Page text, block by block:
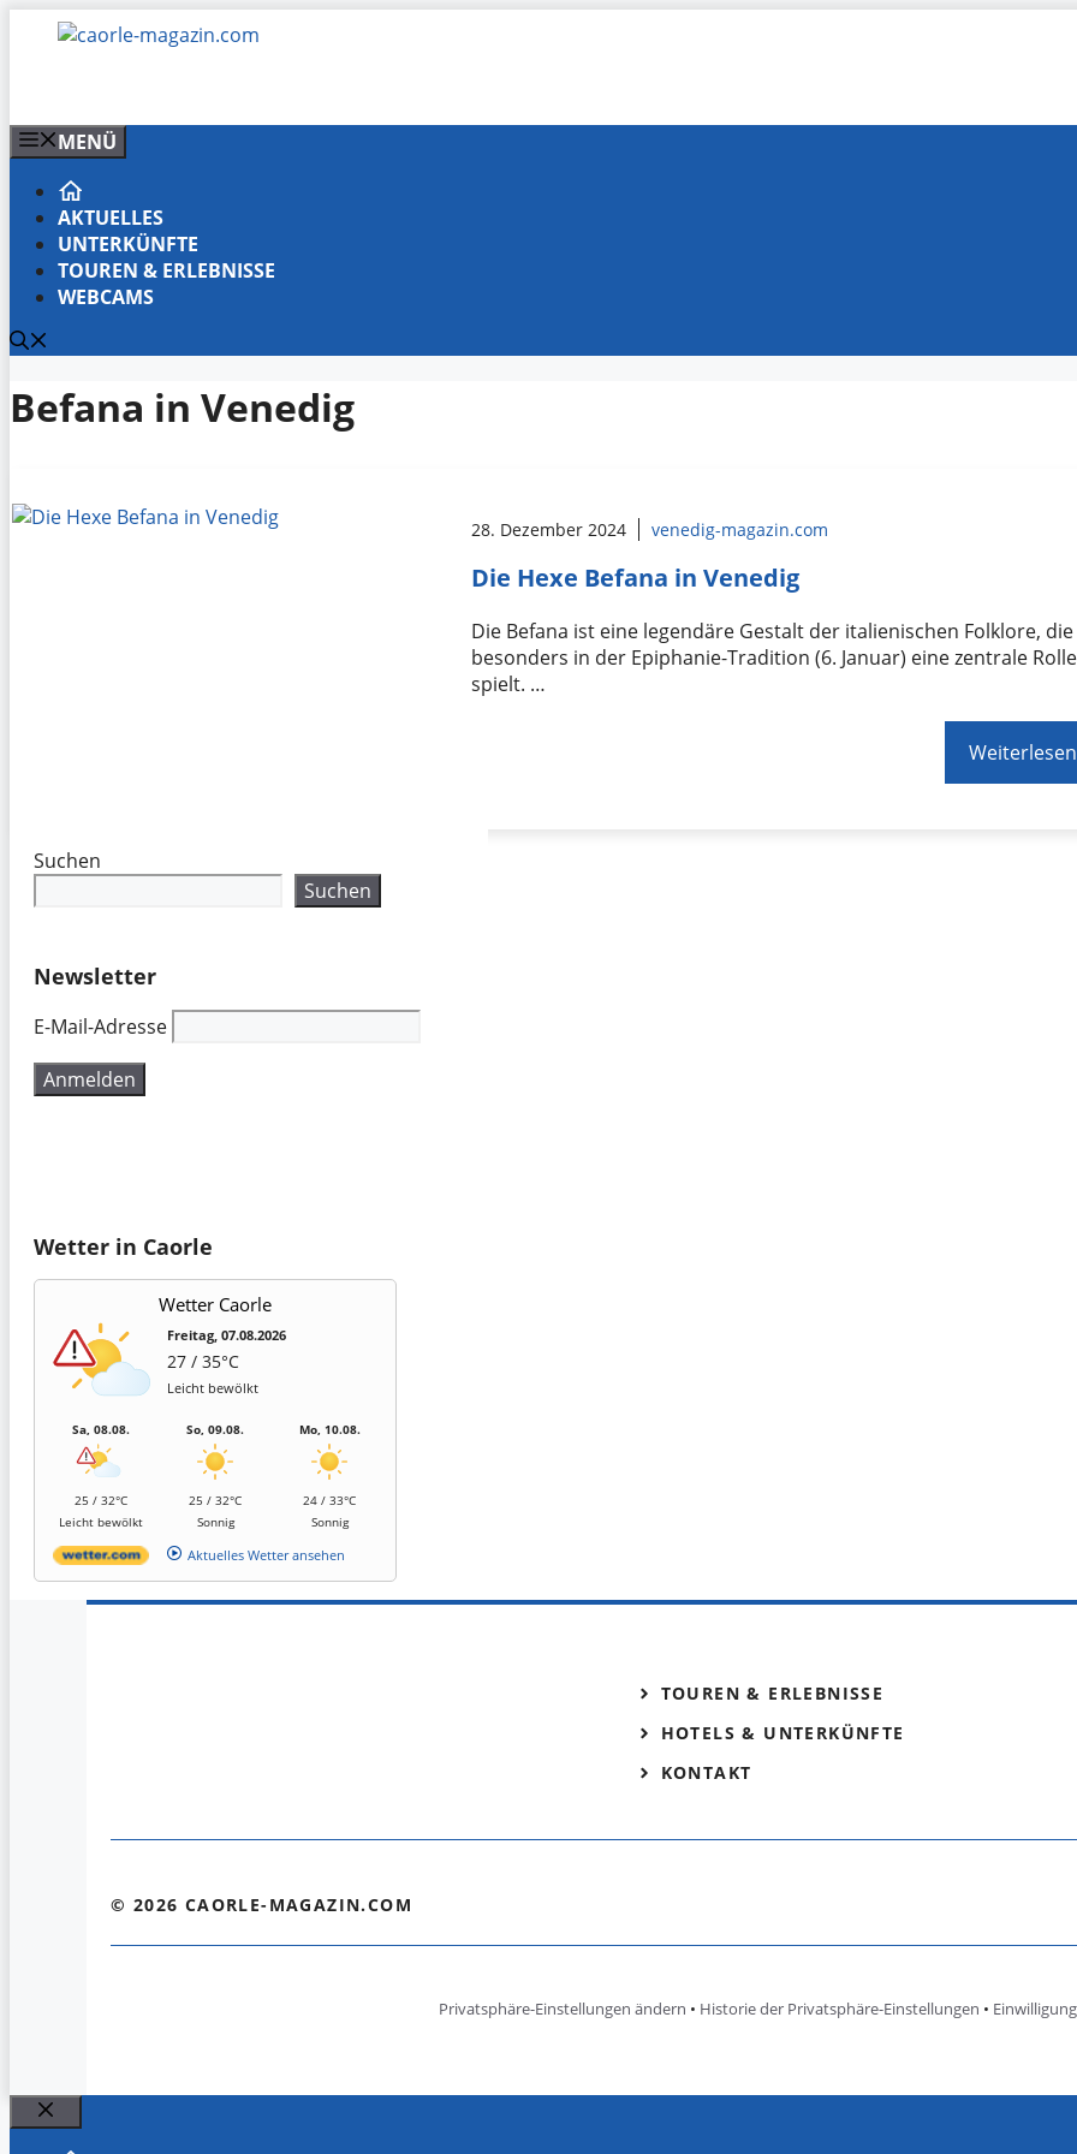
Inhalt
MENÜ
AKTUELLES
UNTERKÜNFTE
TOUREN & ERLEBNISSE
WEBCAMS
Befana in Venedig
28. Dezember 2024 venedig-magazin.com
Die Hexe Befana in Venedig
Die Befana ist eine legendäre Gestalt der italienischen Folklore, die
besonders in der Epiphanie-Tradition (6. Januar) eine zentrale Rolle
spielt. …
Weiterlesen
Suchen
Suchen
Newsletter
E-Mail-Adresse
Wetter in Caorle
Wetter Caorle
Freitag, 07.08.2026
27 / 35°C
Leicht bewölkt
Sa, 08.08.
25 / 32°C
Leicht bewölkt
So, 09.08.
25 / 32°C
Sonnig
Mo, 10.08.
24 / 33°C
Sonnig
Aktuelles Wetter ansehen
TOUREN & ERLEBNISSE
HOTELS & UNTERKÜNFTE
KONTAKT
© 2026 CAORLE-MAGAZIN.COM
Privatsphäre-Einstellungen ändern • Historie der Privatsphäre-Einstellungen •
Schließen